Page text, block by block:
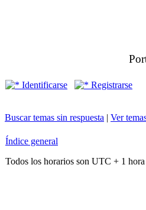
Identificarse Registrarse
Buscar temas sin respuesta | Ver
Índice general
Todos los horarios son UTC + 1 hora